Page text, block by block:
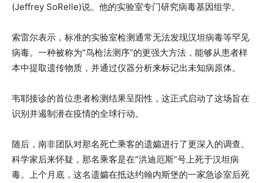
(Jeffrey SoRelle)说。他的实验室专门研究病毒基因组学。
索雷尔表示，标准的实验室检测通常无法发现汉坦病毒等罕见
病毒。一种被称为“鸟枪法测序”的更强大方法，能够从患者样
本中提取遗传物质，并通过仪器分析来标记出未知病原体。
韦耶接诊的首位患者检测结果呈阳性，这正式启动了这场旨在
识别并遏制潜在疫情的全球行动。
随后，南非团队对那名死亡乘客的遗孀进行了更深入的调查。
科学家后来怀疑，那名乘客是在“洪迪厄斯”号上死于汉坦病
毒。上个月底，这名遗孀在抵达约翰内斯堡的一家急诊室后死